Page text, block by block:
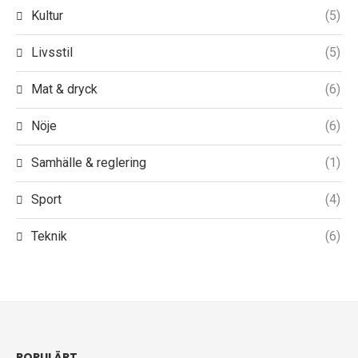
Kultur (5)
Livsstil (5)
Mat & dryck (6)
Nöje (6)
Samhälle & reglering (1)
Sport (4)
Teknik (6)